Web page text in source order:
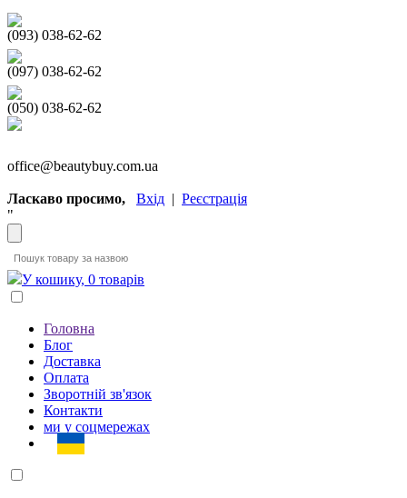
(093) 038-62-62
(097) 038-62-62
(050) 038-62-62
office@beautybuy.com.ua
Ласкаво просимо, Вхід | Реєстрація
"
У кошику, 0 товарів
Головна
Блог
Доставка
Оплата
Зворотній зв'язок
Контакти
ми у соцмережах